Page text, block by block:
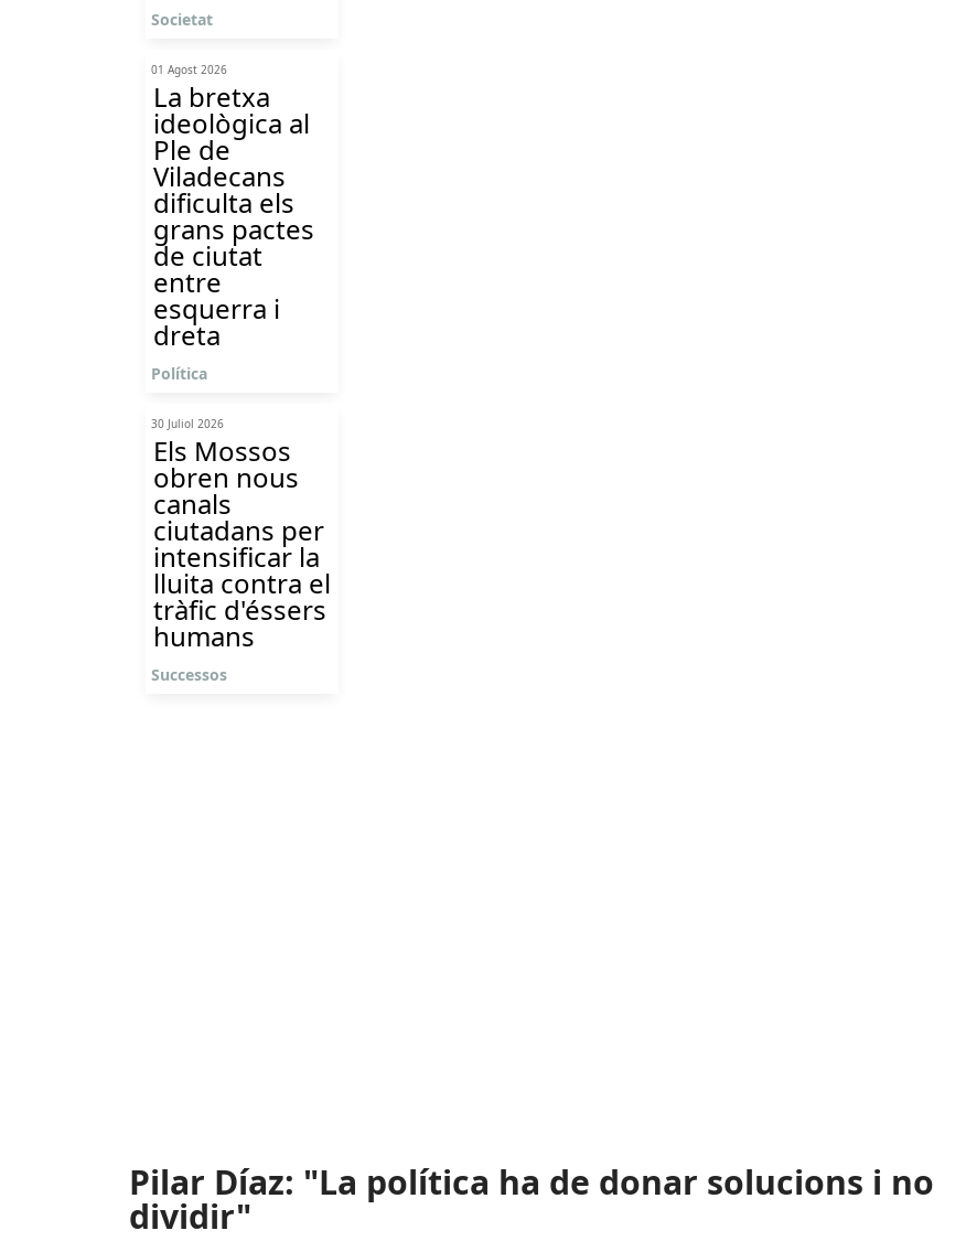
Societat
01 Agost 2026
La bretxa
ideològica al
Ple de
Viladecans
dificulta els
grans pactes
de ciutat
entre
esquerra i
dreta
Política
30 Juliol 2026
Els Mossos
obren nous
canals
ciutadans per
intensificar la
lluita contra el
tràfic d'éssers
humans
Successos
Pilar Díaz: "La política ha de donar solucions i no
dividir"